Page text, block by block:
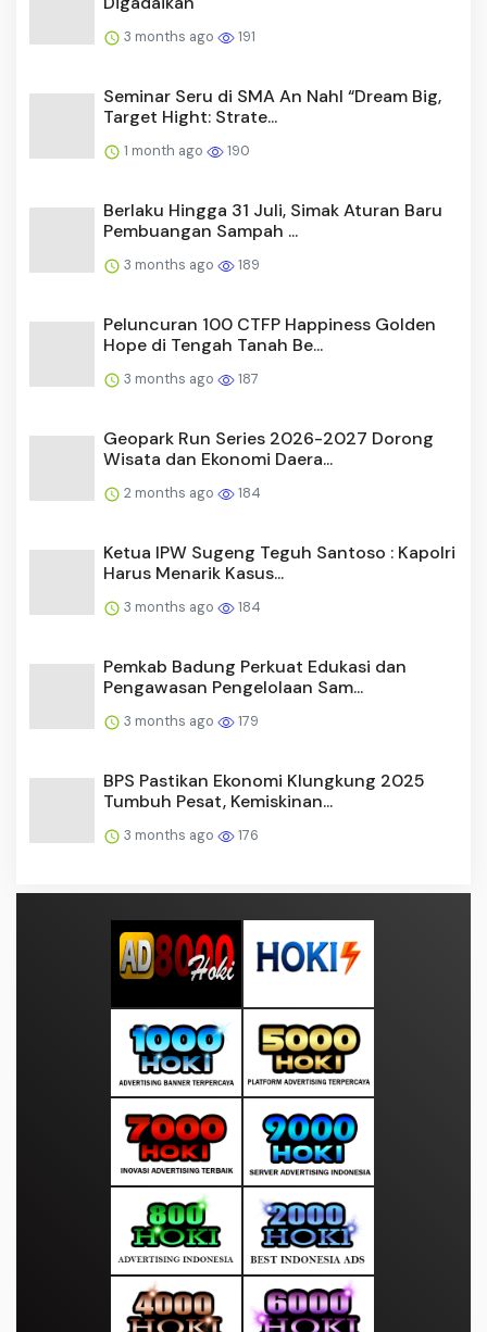
3 months ago 191
Seminar Seru di SMA An Nahl “Dream Big,
Target Hight: Strate...
1 month ago 190
Berlaku Hingga 31 Juli, Simak Aturan Baru
Pembuangan Sampah ...
3 months ago 189
Peluncuran 100 CTFP Happiness Golden
Hope di Tengah Tanah Be...
3 months ago 187
Geopark Run Series 2026-2027 Dorong
Wisata dan Ekonomi Daera...
2 months ago 184
Ketua IPW Sugeng Teguh Santoso : Kapolri
Harus Menarik Kasus...
3 months ago 184
Pemkab Badung Perkuat Edukasi dan
Pengawasan Pengelolaan Sam...
3 months ago 179
BPS Pastikan Ekonomi Klungkung 2025
Tumbuh Pesat, Kemiskinan...
3 months ago 176